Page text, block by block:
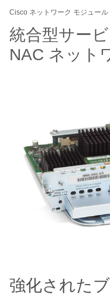
Cisco ネットワーク モジュール
統合型サー
NAC ネット
強化された